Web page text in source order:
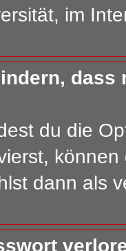
im
dass
du die
dann als